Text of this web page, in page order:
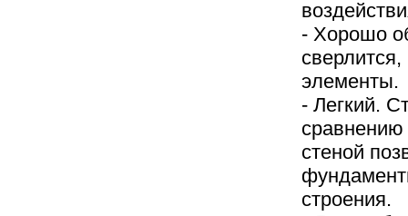
- Хорошо
элементы.
- Легкий.
сравнению
стеной
строения.